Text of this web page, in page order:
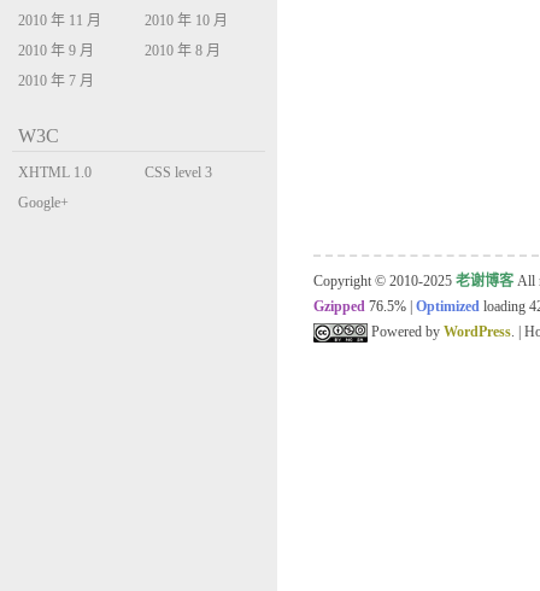
2010 年 11 月
2010 年 10 月
2010 年 9 月
2010 年 8 月
2010 年 7 月
W3C
XHTML 1.0
Transitional
CSS level 3
Google+
Copyright © 2010-2025 老谢博客 All
Gzipped 76.5% Optimized loading
Powered by WordPress. |